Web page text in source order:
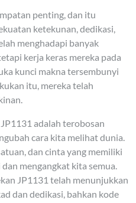
penting, dan itu
ketekunan, dedikasi,
menghadapi banyak
kerja keras mereka pada
kunci makna tersembunyi
itu, mereka telah
adalah terobosan
cara kita melihat dunia.
dan cinta yang memiliki
mengangkat kita semua.
JP1131 telah menunjukkan
dan dedikasi, bahkan kode